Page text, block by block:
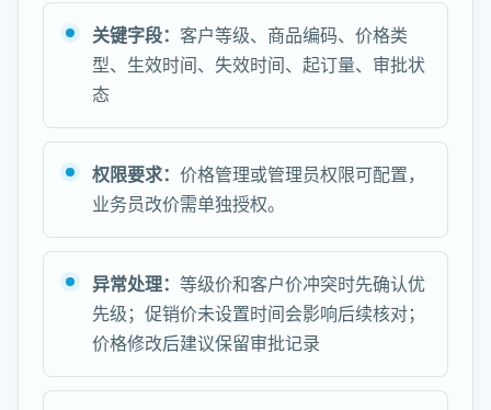
关键字段： 客户等级、商品编码、价格类
型、生效时间、失效时间、起订量、审批状
态
权限要求： 价格管理或管理员权限可配置，
业务员改价需单独授权。
异常处理： 等级价和客户价冲突时先确认优
先级；促销价未设置时间会影响后续核对；
价格修改后建议保留审批记录